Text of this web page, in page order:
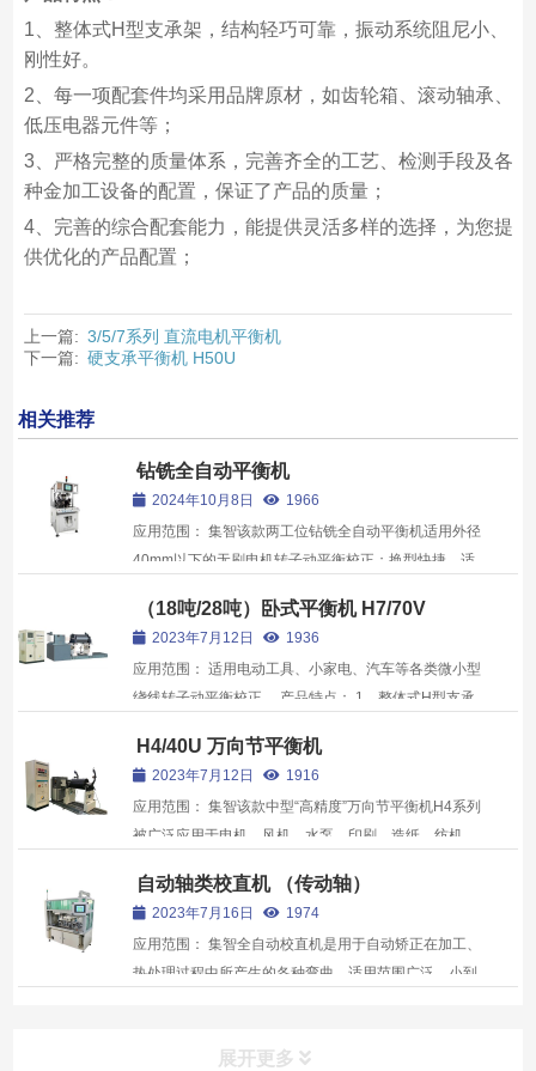
1、整体式H型支承架，结构轻巧可靠，振动系统阻尼小、
刚性好。
2、每一项配套件均采用品牌原材，如齿轮箱、滚动轴承、
低压电器元件等；
3、严格完整的质量体系，完善齐全的工艺、检测手段及各
种金加工设备的配置，保证了产品的质量；
4、完善的综合配套能力，能提供灵活多样的选择，为您提
供优化的产品配置；
上一篇: 3/5/7系列 直流电机平衡机
下一篇: 硬支承平衡机 H50U
相关推荐
钻铣全自动平衡机
2024年10月8日
1966
应用范围： 集智该款两工位钻铣全自动平衡机适用外径
40mm以下的无刷电机转子动平衡校正；换型快捷，适
上岗操作；产品特点： 1、适用范围广，换型快捷，适
合小批量多品种快换； 2、全自动测量去...
（18吨/28吨）卧式平衡机 H7/70V
2023年7月12日
1936
应用范围： 适用电动工具、小家电、汽车等各类微小型
绕线转子动平衡校正。 产品特点： 1、整体式H型支承
一项配套件均采用品牌原材，如齿轮箱、滚动轴承、低
压电器元件等； 3、严格...
H4/40U 万向节平衡机
2023年7月12日
1916
应用范围： 集智该款中型“高精度”万向节平衡机H4系列
被广泛应用于电机、风机、水泵、印刷、造纸、纺机、
1、整体式H型支承架，结构轻巧可靠，振动系统阻尼
小、刚性好； 2、每一项配套件均采用品牌...
自动轴类校直机 （传动轴）
2023年7月16日
1974
应用范围： 集智全自动校直机是用于自动矫正在加工、
热处理过程中所产生的各种弯曲。适用范围广泛，小到
感器及高精度编码器，实现稳定测量，准...
展开更多